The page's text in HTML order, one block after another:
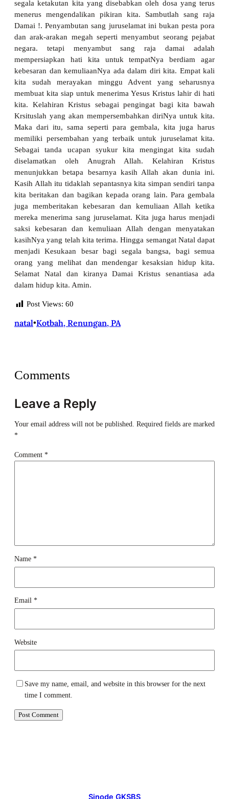
segala ketakutan kita yang disebabkan oleh dosa yang terus
menerus mengendalikan pikiran kita. Sambutlah sang raja
Damai !. Penyambutan sang juruselamat ini bukan pesta pora
dan arak-arakan megah seperti menyambut seorang pejabat
negara. tetapi menyambut sang raja damai adalah
mempersiapkan hati kita untuk tempatNya berdiam agar
kebesaran dan kemuliaanNya ada dalam diri kita. Empat kali
kita sudah merayakan minggu Advent yang seharusnya
membuat kita siap untuk menerima Yesus Kristus lahir di hati
kita. Kelahiran Kristus sebagai pengingat bagi kita bawah
Krsituslah yang akan mempersembahkan diriNya untuk kita.
Maka dari itu, sama seperti para gembala, kita juga harus
memiliki persembahan yang terbaik untuk juruselamat kita.
Sebagai tanda ucapan syukur kita mengingat kita sudah
diselamatkan oleh Anugrah Allah. Kelahiran Kristus
menunjukkan betapa besarnya kasih Allah akan dunia ini.
Kasih Allah itu tidaklah sepantasnya kita simpan sendiri tanpa
kita beritakan dan bagikan kepada orang lain. Para gembala
juga memberitakan kebesaran dan kemuliaan Allah ketika
mereka menerima sang juruselamat. Kita juga harus menjadi
saksi kebesaran dan kemuliaan Allah dengan menyatakan
kasihNya yang telah kita terima. Hingga semangat Natal dapat
menjadi Kesukaan besar bagi segala bangsa, bagi semua
orang yang melihat dan mendengar kesaksian hidup kita.
Selamat Natal dan kiranya Damai Kristus senantiasa ada
dalam hidup kita. Amin.
Post Views: 60
natal•Kotbah, Renungan, PA
Comments
Leave a Reply
Your email address will not be published. Required fields are marked
*
Comment *
Name *
Email *
Website
Save my name, email, and website in this browser for the next
time I comment.
Sinode GKSBS